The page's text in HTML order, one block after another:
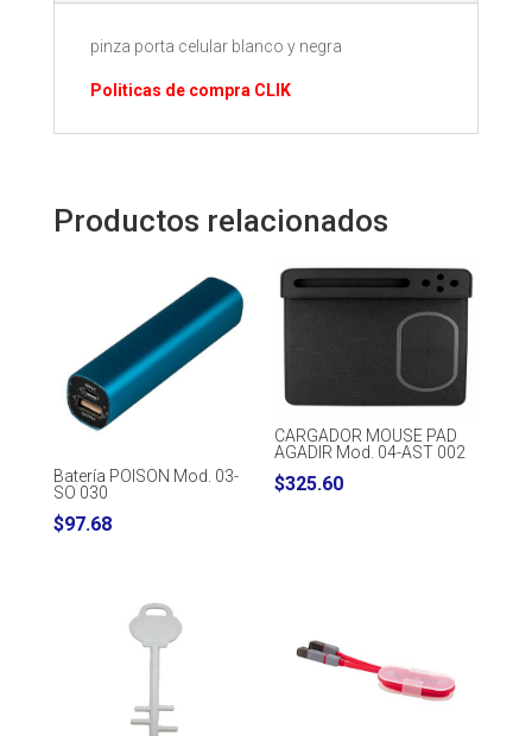
pinza porta celular blanco y negra
Politicas de compra CLIK
Productos relacionados
Batería POISON Mod. 03-
SO 030
$97.68
CARGADOR MOUSE PAD
AGADIR Mod. 04-AST 002
$325.60